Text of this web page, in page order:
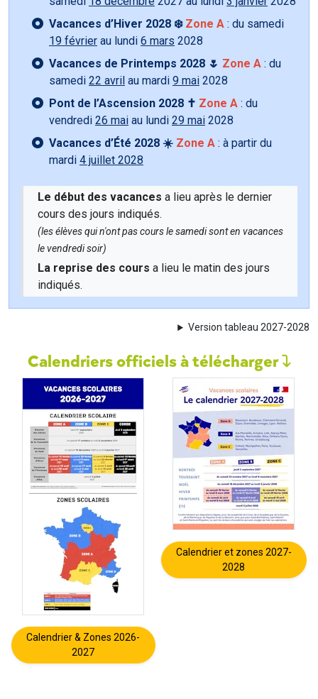
Vacances d’Hiver 2028 ❄️ Zone A : du samedi
19 février au lundi 6 mars 2028
Vacances de Printemps 2028 🌷 Zone A : du
samedi 22 avril au mardi 9 mai 2028
Pont de l’Ascension 2028 ✝️ Zone A : du
vendredi 26 mai au lundi 29 mai 2028
Vacances d’Été 2028 ☀️ Zone A : à partir du
mardi 4 juillet 2028
Le début des vacances a lieu après le dernier
cours des jours indiqués.
(les élèves qui n'ont pas cours le samedi sont en vacances
le vendredi soir)
La reprise des cours a lieu le matin des jours
indiqués.
Version tableau 2027-2028
Calendriers officiels à télécharger
Calendrier & Zones 2026-
2027
Calendrier et zones 2027-
2028